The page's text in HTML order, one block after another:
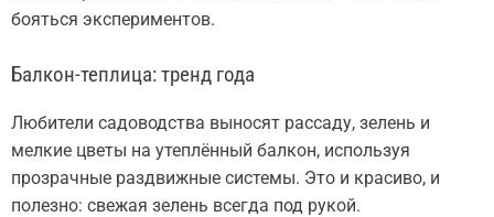
бояться экспериментов.
Балкон-теплица: тренд года
Любители садоводства выносят рассаду, зелень и
мелкие цветы на утеплённый балкон, используя
прозрачные раздвижные системы. Это и красиво, и
полезно: свежая зелень всегда под рукой.